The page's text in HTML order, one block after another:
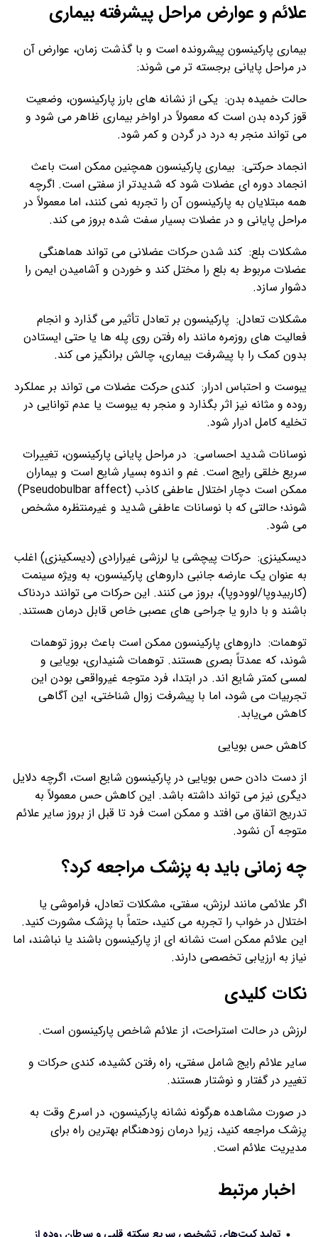
علائم و عوارض مراحل پیشرفته بیماری
بیماری پارکینسون پیشرونده است و با گذشت زمان، عوارض آن
در مراحل پایانی برجسته تر می شوند:
حالت خمیده بدن: یکی از نشانه های بارز پارکینسون، وضعیت
قوز کرده بدن است که معمولاً در اواخر بیماری ظاهر می شود و
می تواند منجر به درد در گردن و کمر شود.
انجماد حرکتی: بیماری پارکینسون همچنین ممکن است باعث
انجماد دوره ای عضلات شود که شدیدتر از سفتی است. اگرچه
همه مبتلایان به پارکینسون آن را تجربه نمی کنند، اما معمولاً در
مراحل پایانی و در عضلات بسیار سفت شده بروز می کند.
مشکلات بلع: کند شدن حرکات عضلانی می تواند هماهنگی
عضلات مربوط به بلع را مختل کند و خوردن و آشامیدن ایمن را
دشوار سازد.
مشکلات تعادل: پارکینسون بر تعادل تأثیر می گذارد و انجام
فعالیت های روزمره مانند راه رفتن روی پله ها یا حتی ایستادن
بدون کمک را با پیشرفت بیماری، چالش برانگیز می کند.
یبوست و احتباس ادرار: کندی حرکت عضلات می تواند بر عملکرد
روده و مثانه نیز اثر بگذارد و منجر به یبوست یا عدم توانایی در
تخلیه کامل ادرار شود.
نوسانات شدید احساسی: در مراحل پایانی پارکینسون، تغییرات
سریع خلقی رایج است. غم و اندوه بسیار شایع است و بیماران
ممکن است دچار اختلال عاطفی کاذب (Pseudobulbar affect)
شوند؛ حالتی که با نوسانات عاطفی شدید و غیرمنتظره مشخص
می شود.
دیسکینزی: حرکات پیچشی یا لرزشی غیرارادی (دیسکینزی) اغلب
به عنوان یک عارضه جانبی داروهای پارکینسون، به ویژه سینمت
(کاربیدوپا/لوودوپا)، بروز می کنند. این حرکات می توانند دردناک
باشند و با دارو یا جراحی های عصبی خاص قابل درمان هستند.
توهمات: داروهای پارکینسون ممکن است باعث بروز توهمات
شوند، که عمدتاً بصری هستند. توهمات شنیداری، بویایی و
لمسی کمتر شایع اند. در ابتدا، فرد متوجه غیرواقعی بودن این
تجربیات می شود، اما با پیشرفت زوال شناختی، این آگاهی
کاهش می‌یابد.
کاهش حس بویایی
از دست دادن حس بویایی در پارکینسون شایع است، اگرچه دلایل
دیگری نیز می تواند داشته باشد. این کاهش حس معمولاً به
تدریج اتفاق می افتد و ممکن است فرد تا قبل از بروز سایر علائم
متوجه آن نشود.
چه زمانی باید به پزشک مراجعه کرد؟
اگر علائمی مانند لرزش، سفتی، مشکلات تعادل، فراموشی یا
اختلال در خواب را تجربه می کنید، حتماً با پزشک مشورت کنید.
این علائم ممکن است نشانه ای از پارکینسون باشند یا نباشند، اما
نیاز به ارزیابی تخصصی دارند.
نکات کلیدی
لرزش در حالت استراحت، از علائم شاخص پارکینسون است.
سایر علائم رایج شامل سفتی، راه رفتن کشیده، کندی حرکات و
تغییر در گفتار و نوشتار هستند.
در صورت مشاهده هرگونه نشانه پارکینسون، در اسرع وقت به
پزشک مراجعه کنید، زیرا درمان زودهنگام بهترین راه برای
مدیریت علائم است.
اخبار مرتبط